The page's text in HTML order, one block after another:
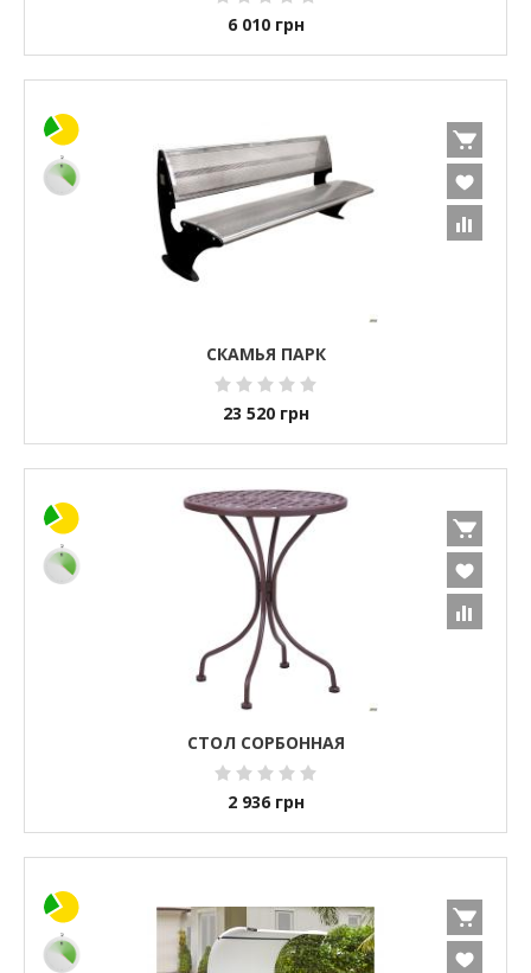
6 010 грн
СКАМЬЯ ПАРК
23 520 грн
СТОЛ СОРБОННАЯ
2 936 грн